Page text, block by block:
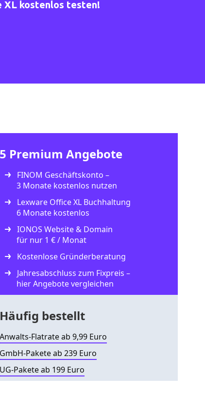
XL kostenlos testen!
5 Premium Angebote
FINOM Geschäftskonto –
3 Monate kostenlos nutzen
Lexware Office XL Buchhaltung
6 Monate kostenlos
IONOS Website & Domain
für nur 1 € / Monat
Kostenlose Gründerberatung
Jahresabschluss zum Fixpreis –
hier Angebote vergleichen
Häufig bestellt
Anwalts-Flatrate ab 9,99 Euro
GmbH-Pakete ab 239 Euro
UG-Pakete ab 199 Euro